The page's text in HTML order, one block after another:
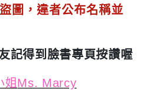
圖，違者公布名稱並
記得到臉書專頁按讚喔
姐 Ms. Marcy